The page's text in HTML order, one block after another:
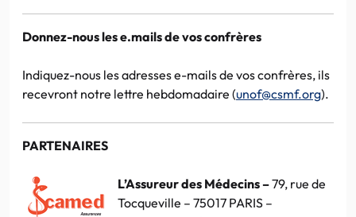
Donnez-nous les e.mails de vos confrères
Indiquez-nous les adresses e-mails de vos confrères, ils
recevront notre lettre hebdomadaire (unof@csmf.org).
PARTENAIRES
L’Assureur des Médecins–79, rue de
Tocqueville – 75017 PARIS –